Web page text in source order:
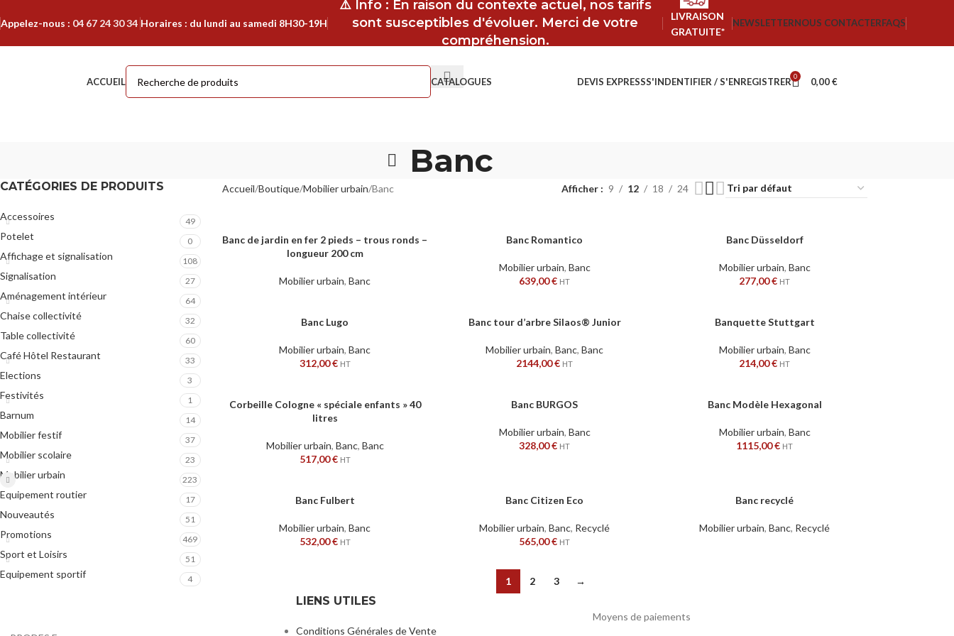
Appelez-nous : 04 67 24 30 34 Horaires : du lundi au samedi 8H30-19H
⚠️ Info : En raison du contexte actuel, nos tarifs
sont susceptibles d'évoluer. Merci de votre
compréhension.
LIVRAISON
GRATUITE*
NEWSLETTERNOUS CONTACTERFAQS
ACCUEIL CATALOGUES DEVIS EXPRESSS'INDENTIFIER / S'ENREGISTRER 0 0,00€
Banc
CATÉGORIES DE PRODUITS
Accessoires 49
Potelet 0
Affichage et signalisation 108
Signalisation 27
Aménagement intérieur 64
Chaise collectivité 32
Table collectivité 60
Café Hôtel Restaurant 33
Elections 3
Festivités 1
Barnum 14
Mobilier festif 37
Mobilier scolaire 23
Mobilier urbain 223
Equipement routier 17
Nouveautés 51
Promotions 469
Sport et Loisirs 51
Equipement sportif 4
Accueil Boutique Mobilier urbain Banc Afficher 9 12 18 24
LIRE LA SUITE
Banc de jardin en fer 2 pieds – trous ronds –
longueur 200 cm
Mobilier urbain,Banc
AJOUTER AU PANIERBanc Romantico
Mobilier urbain, Banc
639,00€ HT
AJOUTER AU PANIERBanc Düsseldorf
Mobilier urbain, Banc
277,00€ HT
AJOUTER AU PANIERBanc Lugo
Mobilier urbain,Banc
312,00€ HT
CHOIX DES OPTIONS
Banc tour d’arbre Silaos® Junior
Mobilier urbain,Banc,Banc
2144,00€ HT
AJOUTER AU PANIERBanquette Stuttgart
Mobilier urbain, Banc
214,00€ HT
AJOUTER AU PANIER
Corbeille Cologne « spéciale enfants » 40
litres
Mobilier urbain, Banc, Banc
517,00€ HT
AJOUTER AU PANIERBanc BURGOS
Mobilier urbain, Banc
328,00€ HT
AJOUTER AU PANIER
Banc Modèle Hexagonal
Mobilier urbain, Banc
1115,00€ HT
AJOUTER AU PANIERBanc Fulbert
Mobilier urbain,Banc
532,00€ HT
AJOUTER AU PANIERBanc Citizen Eco
Mobilier urbain,Banc, Recyclé
565,00€ HT
Banc recyclé
Mobilier urbain,Banc, Recyclé
1 2 3 →
LIENS UTILES
Conditions Générales de Vente
Moyens de paiements